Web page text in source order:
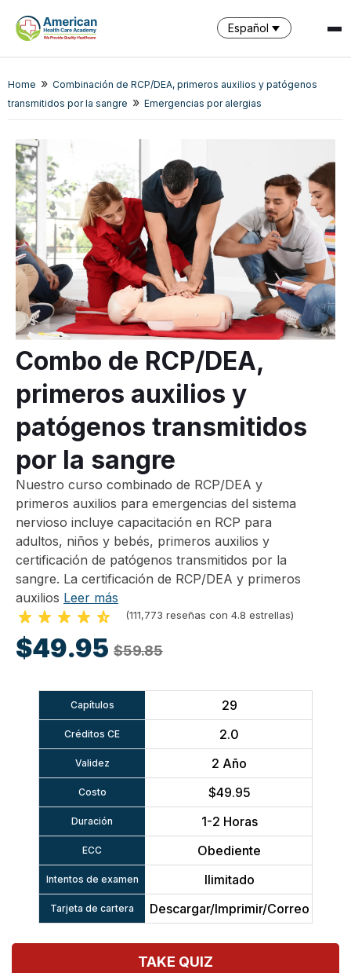
Español
Home » Combinación de RCP/DEA, primeros auxilios y patógenos
transmitidos por la sangre » Emergencias por alergias
Combo de RCP/DEA,
primeros auxilios y
patógenos transmitidos
por la sangre
Nuestro curso combinado de RCP/DEA y
primeros auxilios para emergencias del sistema
nervioso incluye capacitación en RCP para
adultos, niños y bebés, primeros auxilios y
certificación de patógenos transmitidos por la
sangre. La certificación de RCP/DEA y primeros
auxilios Leer más
(111,773 reseñas con 4.8 estrellas)
$49.95 $59.85
Capítulos 29
Créditos CE 2.0
Validez 2 Año
Costo $49.95
Duración 1-2 Horas
ECC Obediente
Intentos de examen Ilimitado
Tarjeta de cartera Descargar/Imprimir/Correo
TAKE QUIZ
SPARK
AI Assistant · AHCA